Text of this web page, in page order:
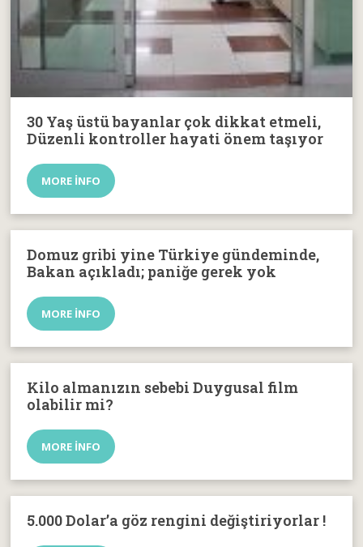
30 Yaş üstü bayanlar çok dikkat etmeli,
Düzenli kontroller hayati önem taşıyor
MORE INFO
Domuz gribi yine Türkiye gündeminde,
Bakan açıkladı; paniğe gerek yok
MORE INFO
Kilo almanızın sebebi Duygusal film
olabilir mi?
MORE INFO
5.000 Dolar’a göz rengini değiştiriyorlar !